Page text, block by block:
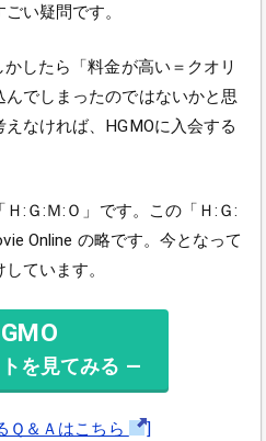
い疑問です。
したら「料金が高い＝クオリ
でしまったのではないかと思
なければ、HGMOに入会する
:Ｇ:Ｍ:Ｏ」です。この「Ｈ:Ｇ:
Online の略です。今となって
ています。
を見てみる ―
Ｑ＆Ａはこちら ]